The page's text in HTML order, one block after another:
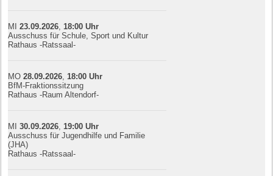
MI23.09.2026 18:00 Uhr
Ausschuss für Schule, Sport und Kultur
Rathaus -Ratssaal-
MO28.09.2026 18:00 Uhr
BfM-Fraktionssitzung
Rathaus -Raum Altendorf-
MI30.09.2026 19:00 Uhr
Ausschuss für Jugendhilfe und Familie
(JHA)
Rathaus -Ratssaal-